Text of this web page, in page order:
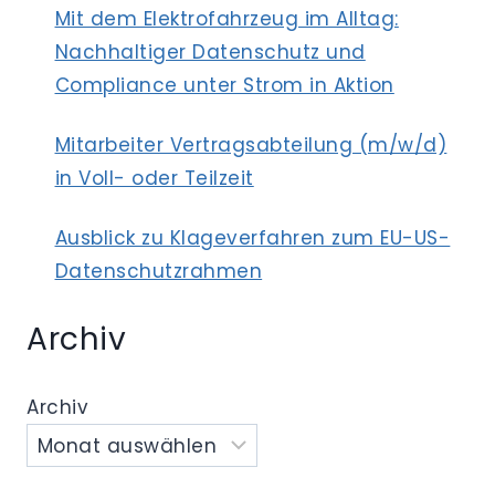
Mit dem Elektrofahrzeug im Alltag:
Nachhaltiger Datenschutz und
Compliance unter Strom in Aktion
Mitarbeiter Vertragsabteilung (m/w/d)
in Voll- oder Teilzeit
Ausblick zu Klageverfahren zum EU-US-
Datenschutzrahmen
Archiv
Archiv